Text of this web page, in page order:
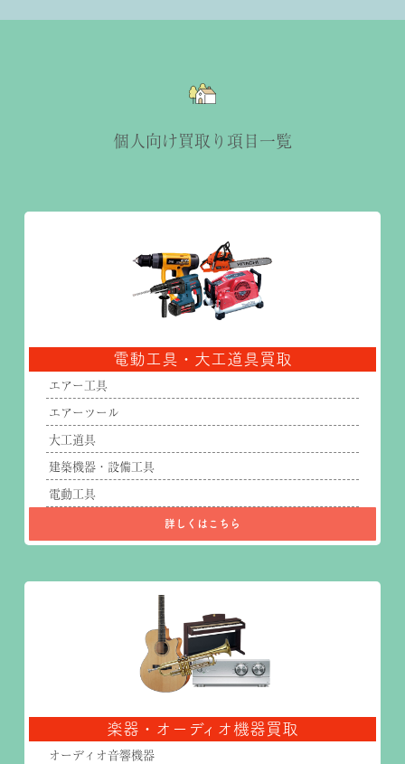
個人向け買取り項目一覧
電動工具・大工道具買取
エアー工具
エアーツール
大工道具
建築機器・設備工具
電動工具
詳しくはこちら
楽器・オーディオ機器買取
オーディオ音響機器